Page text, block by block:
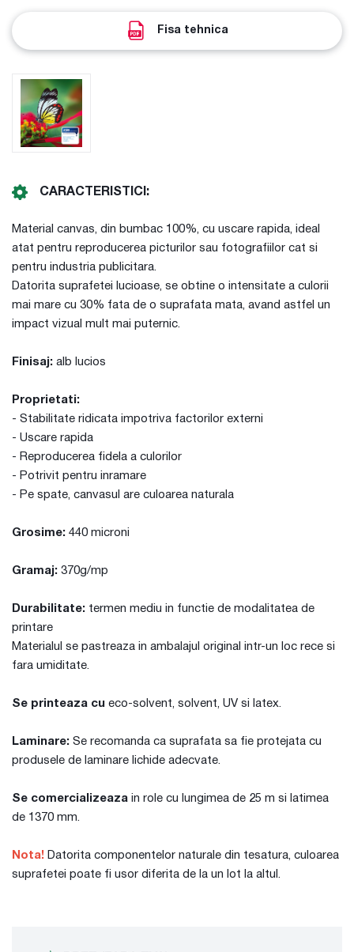
Fisa tehnica
CARACTERISTICI:
Material canvas, din bumbac 100%, cu uscare rapida, ideal
atat pentru reproducerea picturilor sau fotografiilor cat si
pentru industria publicitara.
Datorita suprafetei lucioase, se obtine o intensitate a culorii
mai mare cu 30% fata de o suprafata mata, avand astfel un
impact vizual mult mai puternic.
Finisaj: alb lucios
Proprietati:
- Stabilitate ridicata impotriva factorilor externi
- Uscare rapida
- Reproducerea fidela a culorilor
- Potrivit pentru inramare
- Pe spate, canvasul are culoarea naturala
Grosime: 440 microni
Gramaj: 370g/mp
Durabilitate: termen mediu in functie de modalitatea de
printare
Materialul se pastreaza in ambalajul original intr-un loc rece si
fara umiditate.
Se printeaza cu eco-solvent, solvent, UV si latex.
Laminare: Se recomanda ca suprafata sa fie protejata cu
produsele de laminare lichide adecvate.
Se comercializeaza in role cu lungimea de 25 m si latimea
de 1370 mm.
Nota! Datorita componentelor naturale din tesatura, culoarea
suprafetei poate fi usor diferita de la un lot la altul.